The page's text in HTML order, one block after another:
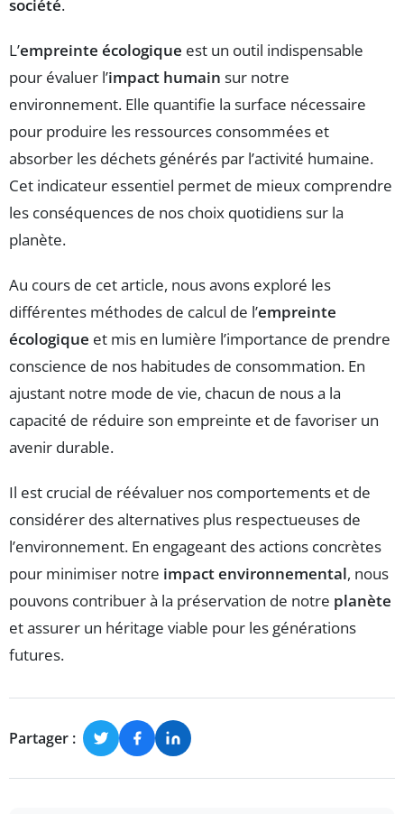
société.
L’empreinte écologique est un outil indispensable
pour évaluer l’impact humain sur notre
environnement. Elle quantifie la surface nécessaire
pour produire les ressources consommées et
absorber les déchets générés par l’activité humaine.
Cet indicateur essentiel permet de mieux comprendre
les conséquences de nos choix quotidiens sur la
planète.
Au cours de cet article, nous avons exploré les
différentes méthodes de calcul de l’empreinte
écologique et mis en lumière l’importance de prendre
conscience de nos habitudes de consommation. En
ajustant notre mode de vie, chacun de nous a la
capacité de réduire son empreinte et de favoriser un
avenir durable.
Il est crucial de réévaluer nos comportements et de
considérer des alternatives plus respectueuses de
l’environnement. En engageant des actions concrètes
pour minimiser notre impact environnemental, nous
pouvons contribuer à la préservation de notre planète
et assurer un héritage viable pour les générations
futures.
Partager :